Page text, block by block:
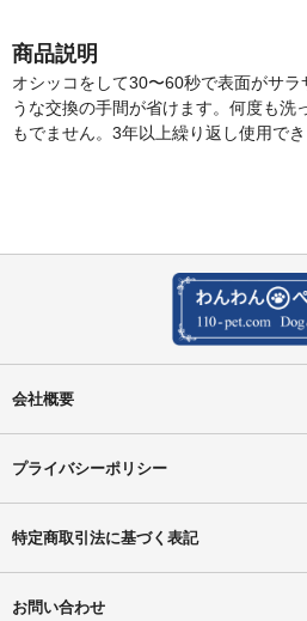
商品説明
オシッコをして30〜60秒で表面がサ
うな交換の手間が省けます。何度も洗
もでません。3年以上繰り返し使用でき
会社概要
プライバシーポリシー
特定商取引法に基づく表記
お問い合わせ